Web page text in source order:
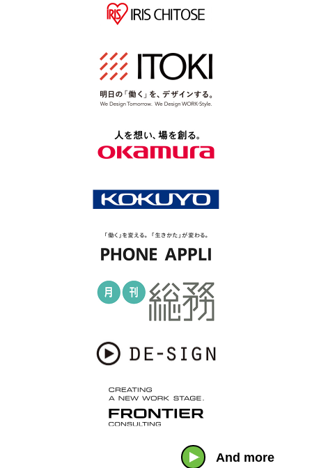
And more